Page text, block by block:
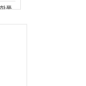
풀